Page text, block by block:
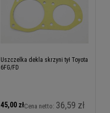
Uszczelka dekla skrzyni tył Toyota
6FG/FD
45,00 złCena netto: 36,59 zł